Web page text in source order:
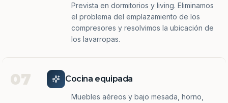
Prevista en dormitorios y living. Eliminamos
el problema del emplazamiento de los
compresores y resolvimos la ubicación de
los lavarropas.
07 Cocina equipada
Muebles aéreos y bajo mesada, horno,